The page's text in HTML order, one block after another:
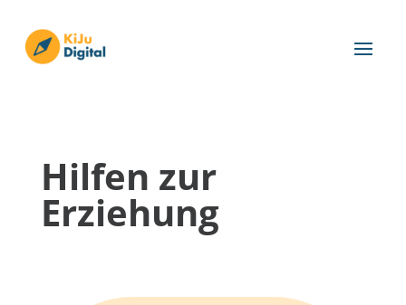
Hilfen zur
Erziehung